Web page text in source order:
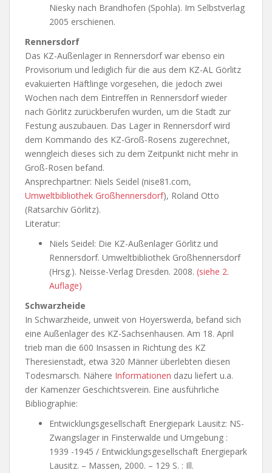
Niesky nach Brandhofen (Spohla). Im Selbstverlag
2005 erschienen.
Rennersdorf
Das KZ-Außenlager in Rennersdorf war ebenso ein
Provisorium und lediglich für die aus dem KZ-AL Görlitz
evakuierten Häftlinge vorgesehen, die jedoch zwei
Wochen nach dem Eintreffen in Rennersdorf wieder
nach Görlitz zurückberufen wurden, um die Stadt zur
Festung auszubauen. Das Lager in Rennersdorf wird
dem Kommando des KZ-Groß-Rosens zugerechnet,
wenngleich dieses sich zu dem Zeitpunkt nicht mehr in
Groß-Rosen befand.
Ansprechpartner: Niels Seidel (nise81.com,
Umweltbibliothek Großhennersdorf), Roland Otto
(Ratsarchiv Görlitz).
Literatur:
Niels Seidel: Die KZ-Außenlager Görlitz und
Rennersdorf. Umweltbibliothek Großhennersdorf
(Hrsg.). Neisse-Verlag Dresden. 2008. (siehe 2.
Auflage)
Schwarzheide
In Schwarzheide, unweit von Hoyerswerda, befand sich
eine Außenlager des KZ-Sachsenhausen. Am 18. April
trieb man die 600 Insassen in Richtung des KZ
Theresienstadt, etwa 320 Männer überlebten diesen
Todesmarsch. Nähere Informationen dazu liefert u.a.
der Kamenzer Geschichtsverein. Eine ausführliche
Bibliographie:
Entwicklungsgesellschaft Energiepark Lausitz: NS-
Zwangslager in Finsterwalde und Umgebung :
1939 -1945 / Entwicklungsgesellschaft Energiepark
Lausitz. – Massen, 2000. – 129 S. : Ill.